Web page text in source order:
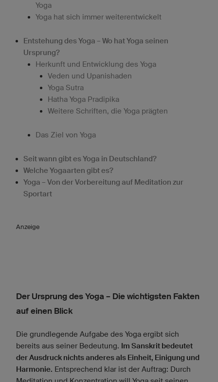
Yoga
Yoga hat sich immer weiterentwickelt
Entstehung des Yoga – Wo hat Yoga seinen
Ursprung?
Herkunft und Entwicklung des Yoga
Veden und Upanishaden
Yoga Sutra
Hatha Yoga Pradipika
Weitere Schriften, die Yoga prägten
Das Ziel von Yoga
Seit wann gibt es Yoga in Deutschland?
Welche Yogaarten gibt es?
Yoga – Von der Vorbereitung auf Meditation zur
Sportart
Anzeige
Der Ursprung des Yoga – Die wichtigsten Fakten
auf einen Blick
Die grundlegende Aufgabe des Yoga ergibt sich
bereits aus seiner Bedeutung. Im Sanskrit bedeutet
der Ausdruck nichts anderes als Einheit, Einigung und
Harmonie. Entsprechend klar ist der Auftrag: Durch